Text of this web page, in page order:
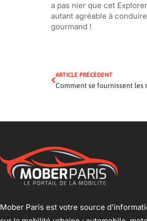
a pas nier que cet
autant agréable à
gourmand !
ARTICLE PRÉCÉDENT
Comment se fournissent les
Mober Paris est votre source